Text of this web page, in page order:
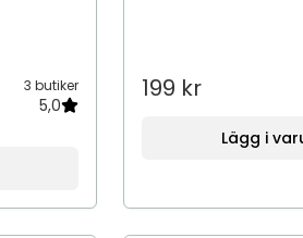
3 butiker
5,0
199 kr
Lägg i